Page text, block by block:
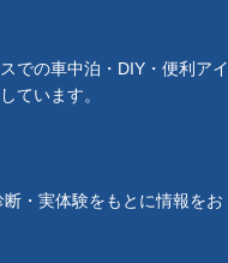
での車中泊・DIY・便利アイ
ています。
・実体験をもとに情報をお